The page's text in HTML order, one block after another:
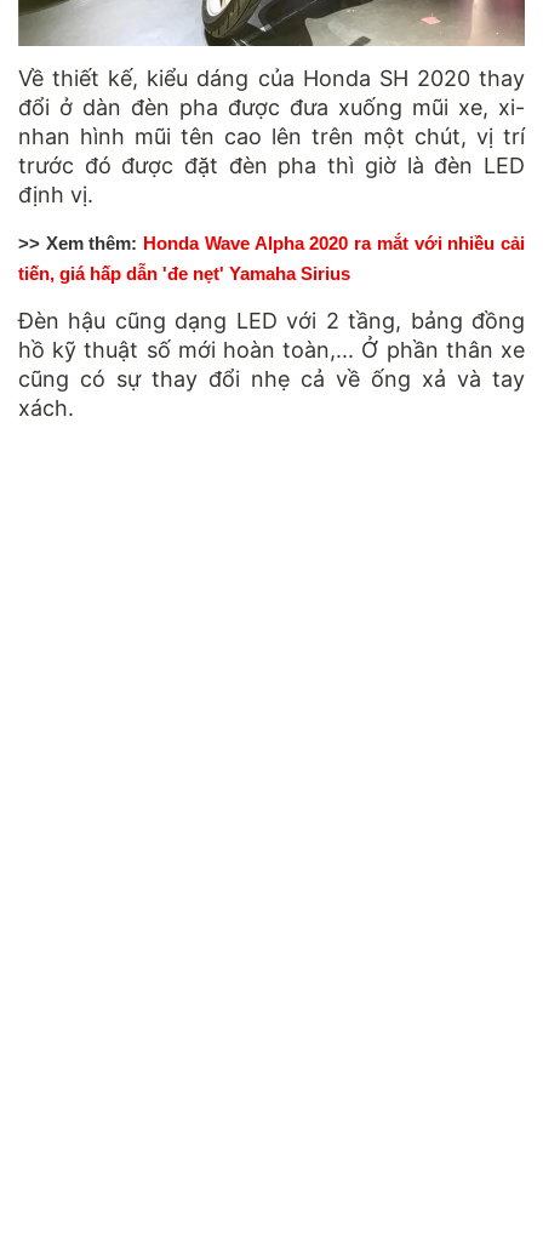
Về thiết kế, kiểu dáng của Honda SH 2020 thay
đổi ở dàn đèn pha được đưa xuống mũi xe, xi-
nhan hình mũi tên cao lên trên một chút, vị trí
trước đó được đặt đèn pha thì giờ là đèn LED
định vị.
>> Xem thêm: Honda Wave Alpha 2020 ra mắt với nhiều cải
tiến, giá hấp dẫn 'đe nẹt' Yamaha Sirius
Đèn hậu cũng dạng LED với 2 tầng, bảng đồng
hồ kỹ thuật số mới hoàn toàn,... Ở phần thân xe
cũng có sự thay đổi nhẹ cả về ống xả và tay
xách.